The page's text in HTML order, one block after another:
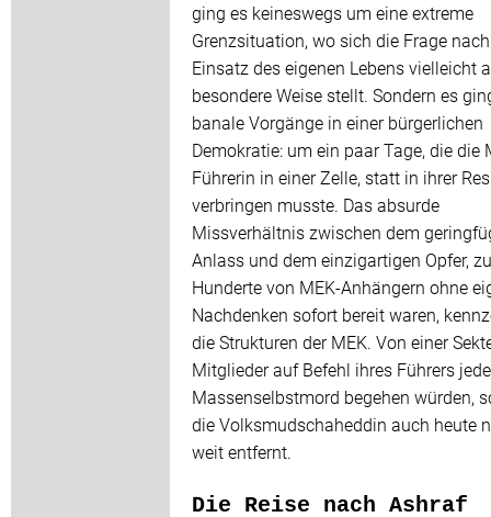
ging es keineswegs um eine extreme
Grenzsituation, wo sich die Frage
Einsatz des eigenen Lebens vielleicht
besondere Weise stellt. Sondern es
banale Vorgänge in einer bürgerlichen
Demokratie: um ein paar Tage, die die
Führerin in einer Zelle, statt in ihrer
verbringen musste. Das absurde
Missverhältnis zwischen dem
Anlass und dem einzigartigen Opfer,
Hunderte von MEK-Anhängern ohne
Nachdenken sofort bereit waren,
die Strukturen der MEK. Von einer
Mitglieder auf Befehl ihres Führers
Massenselbstmord begehen würden,
die Volksmudschaheddin auch heute
weit entfernt.
Die Reise nach Ashraf